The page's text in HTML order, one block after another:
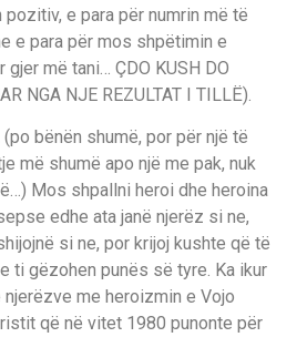
e para për numrin më të
e para për mos shpëtimin e
gjer më tani… ÇDO KUSH DO
NGA NJE REZULTAT I TILLË).
bënën shumë, por për një të
më shumë apo një me pak, nuk
Mos shpallni heroi dhe heroina
edhe ata janë njerëz si ne,
si ne, por krijoj kushte që të
ti gëzohen punës së tyre. Ka ikur
njerëzve me heroizmin e Vojo
që në vitet 1980 punonte për